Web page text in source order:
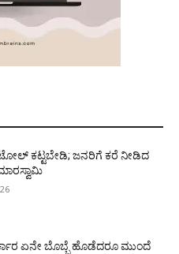
ಟೋಲ್ ಕಟ್ಟಬೇಡಿ; ಜನರಿಗೆ ಕರೆ ನೀಡಿದ
ಏನೇ ಬೊಬ್ಬೆ ಹೊಡೆದರೂ ಮುಂದೆ